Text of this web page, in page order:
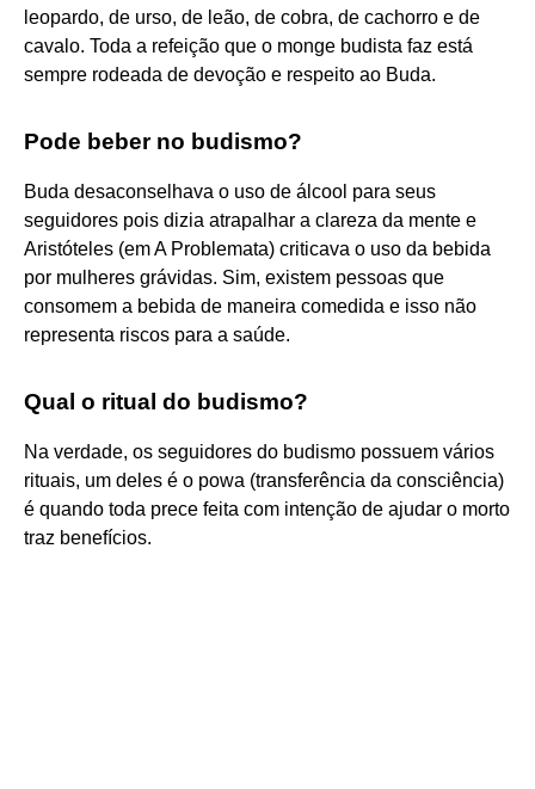
leopardo, de urso, de leão, de cobra, de cachorro e de
cavalo. Toda a refeição que o monge budista faz está
sempre rodeada de devoção e respeito ao Buda.
Pode beber no budismo?
Buda desaconselhava o uso de álcool para seus
seguidores pois dizia atrapalhar a clareza da mente e
Aristóteles (em A Problemata) criticava o uso da bebida
por mulheres grávidas. Sim, existem pessoas que
consomem a bebida de maneira comedida e isso não
representa riscos para a saúde.
Qual o ritual do budismo?
Na verdade, os seguidores do budismo possuem vários
rituais, um deles é o powa (transferência da consciência)
é quando toda prece feita com intenção de ajudar o morto
traz benefícios.